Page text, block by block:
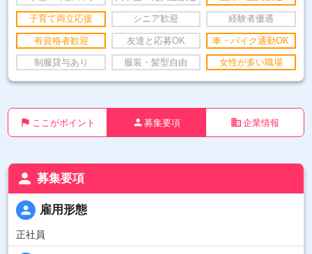
子育て両立応援 シニア歓迎 経験者優遇
有資格者歓迎 友達と応募OK 車・バイク通勤OK
制服貸与あり 服装・髪型自由 女性が多い職場
flag ここがポイント person 募集要項 business 企業情報
person 募集要項
person 雇用形態
正社員